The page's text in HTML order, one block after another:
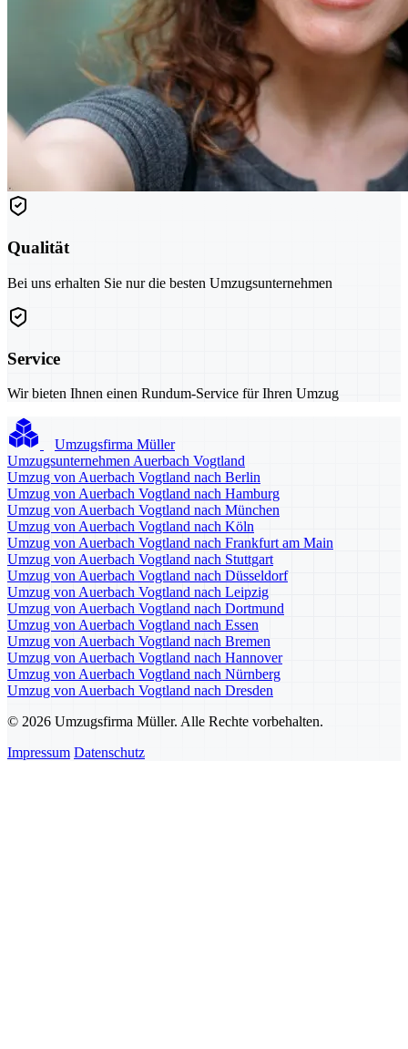
Qualität
Bei uns erhalten Sie nur die besten Umzugsunternehmen
Service
Wir bieten Ihnen einen Rundum-Service für Ihren Umzug
Umzugsfirma Müller
Umzugsunternehmen Auerbach Vogtland
Umzug von Auerbach Vogtland nach Berlin
Umzug von Auerbach Vogtland nach Hamburg
Umzug von Auerbach Vogtland nach München
Umzug von Auerbach Vogtland nach Köln
Umzug von Auerbach Vogtland nach Frankfurt am Main
Umzug von Auerbach Vogtland nach Stuttgart
Umzug von Auerbach Vogtland nach Düsseldorf
Umzug von Auerbach Vogtland nach Leipzig
Umzug von Auerbach Vogtland nach Dortmund
Umzug von Auerbach Vogtland nach Essen
Umzug von Auerbach Vogtland nach Bremen
Umzug von Auerbach Vogtland nach Hannover
Umzug von Auerbach Vogtland nach Nürnberg
Umzug von Auerbach Vogtland nach Dresden
© 2026 Umzugsfirma Müller. Alle Rechte vorbehalten.
Impressum Datenschutz